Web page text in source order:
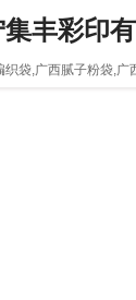
丰彩印
织袋,广西腻子粉袋,